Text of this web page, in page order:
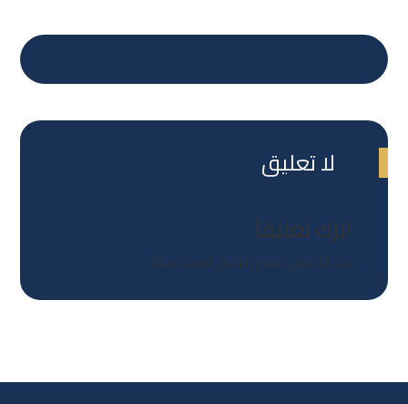
لا تعليق
اترك تعليقاً
يجب أنت تكونمسجل الدخوللتضيف تعليقاً.